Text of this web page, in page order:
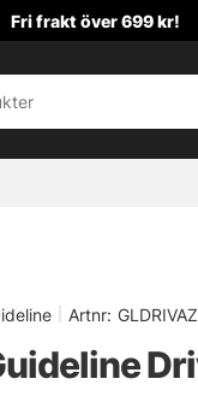
Fri frakt över 699 kr!
Artnr: